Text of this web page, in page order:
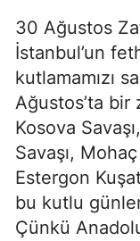
30 Ağustos
İstanbul’un
kutlamamızı
Ağustos’ta bir
Kosova
Savaşı,
Estergon
bu kutlu
Çünkü